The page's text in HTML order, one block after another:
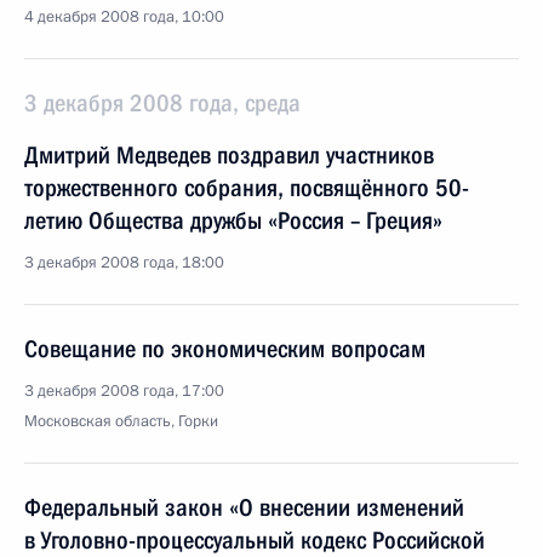
4 декабря 2008 года, 10:00
3 декабря 2008 года, среда
Дмитрий Медведев поздравил участников
торжественного собрания, посвящённого 50-
летию Общества дружбы «Россия – Греция»
3 декабря 2008 года, 18:00
Совещание по экономическим вопросам
3 декабря 2008 года, 17:00
Московская область, Горки
Федеральный закон «О внесении изменений
в Уголовно-процессуальный кодекс Российской